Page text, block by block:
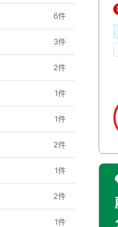
6件
3件
2件
1件
1件
2件
1件
2件
1件